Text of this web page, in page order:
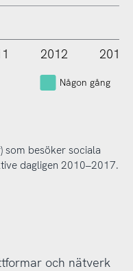
2012 2013
Någon gång
som besöker sociala
dagligen 2010–2017.
och nätverk